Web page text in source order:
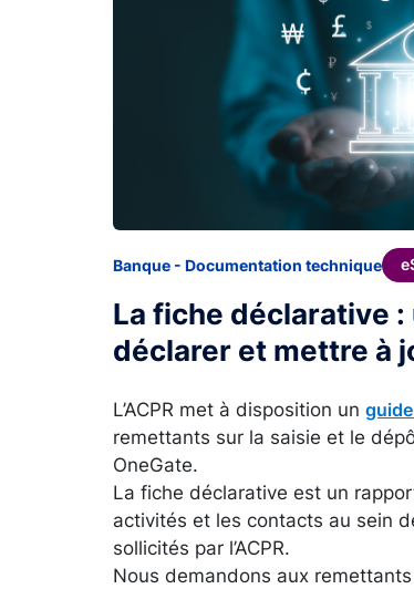
La fiche déclarative
déclarer et mettre à
Banque - Documentation technique
L’ACPR met à disposition un
remettants sur la saisie et le
OneGate.
La fiche déclarative est un
activités et les contacts au sein
sollicités par l’ACPR.
Nous demandons aux